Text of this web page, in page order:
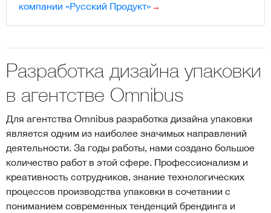
компании «Русский Продукт»
Разработка дизайна упаковки
в агентстве Omnibus
Для агентства Omnibus разработка дизайна упаковки
является одним из наиболее значимых направлений
деятельности. За годы работы, нами создано большое
количество работ в этой сфере. Профессионализм и
креативность сотрудников, знание технологических
процессов производства упаковки в сочетании с
пониманием современных тенденций брендинга и